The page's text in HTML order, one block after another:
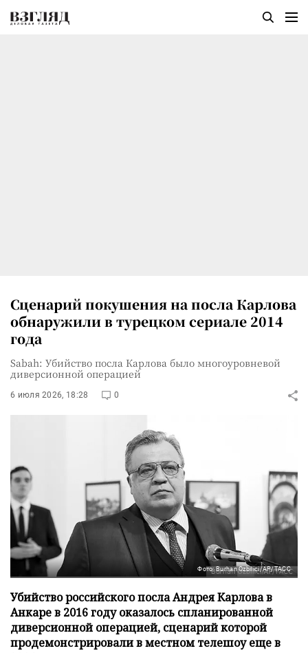
Сценарий покушения на посла Карлова
обнаружили в турецком сериале 2014
года
Sabah: Убийство посла Карлова было многоуровневой
диверсионной операцией
6 июля 2026, 18:28 0
Фото: Burhan Ozbilici/AP/ТАСС
Убийство российского посла Андрея Карлова в
Анкаре в 2016 году оказалось спланированной
диверсионной операцией, сценарий которой
продемонстрировали в местном телешоу еще в